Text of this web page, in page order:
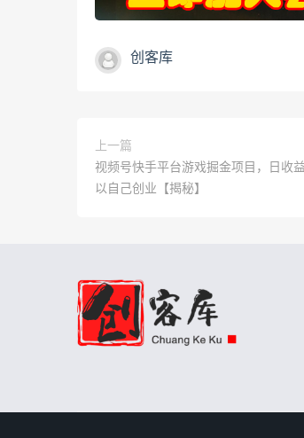
创客库
上一篇
视频号快手平台游戏掘金项目，日收
以自己创业【揭秘】